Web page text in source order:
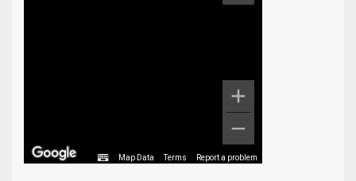
Map Data Terms Report a problem